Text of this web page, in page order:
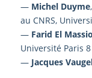
— Michel Duyme
au CNRS,
— Farid El
Université Paris 8
— Jacques